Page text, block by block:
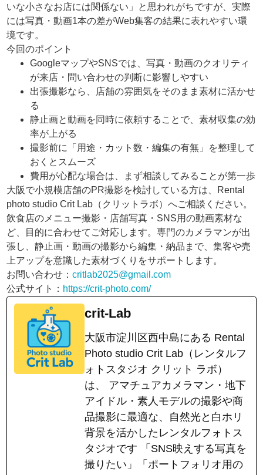
いな小さなお店には関係ない」と思われがちですが、実際
には写真・動画1本の差がWeb集客の結果に表れやすい環
境です。
今回のポイント
GoogleマップやSNSでは、写真・動画のクオリティ
が来店・問い合わせの判断に影響しやすい
出張撮影なら、店舗の雰囲気をそのまま素材に活かせ
る
静止画と動画を同時に依頼することで、素材収集の効
率が上がる
撮影前に「用途・カット数・編集の有無」を整理して
おくとスムーズ
費用が心配な場合は、まず相談してみることが第一歩
大阪で小規模店舗のPR撮影を検討している方は、Rental
photo studio Crit Lab（クリットラボ）へご相談ください。
飲食店のメニュー撮影・店舗写真・SNS用の動画素材な
ど、目的に合わせてご対応します。専門のカメラマンが出
張し、静止画・動画の撮影から編集・納品まで、集客や売
上アップを意識した素材づくりをサポートします。
お問い合わせ：critlab2025@gmail.com
公式サイト： https://crit-photo.com/
crit-Lab
大阪市淀川区西中島にある Rental
Photo studio Crit Lab（レンタルフ
ォトスタジオ クリット ラボ）
は、 アマチュアカメラマン・地下
アイドル・素人モデルの撮影や商
品撮影に最適な、自然光と白ホリ
背景を活かしたレンタルフォトス
タジオです 「SNS映えする写真を
撮りたい」「ポートフォリオ用の